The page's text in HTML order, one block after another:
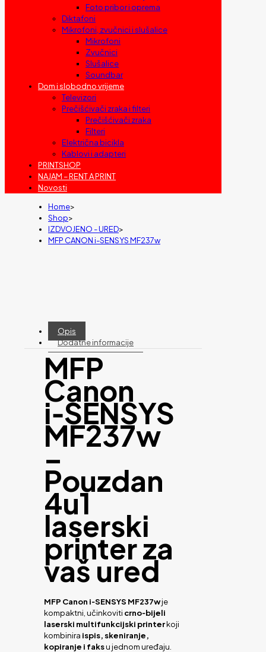
Foto pribor i oprema
Diktafoni
Mikrofoni, zvučnici i slušalice
Mikrofoni
Zvučnici
Slušalice
Soundbar
Dom i slobodno vrijeme
Televizori
Prečišćivači zraka i filteri
Prečišćivači zraka
Filteri
Električna bicikla
Kablovi i adapteri
PRINTSHOP
NAJAM – RENT A PRINT
Novosti
Home>
Shop>
IZDVOJENO - URED>
MFP CANON i-SENSYS MF237w
Opis
Dodatne informacije
MFP
Canon
i‑SENSYS
MF237w
–
Pouzdan
4u1
laserski
printer za
vaš ured
MFP Canon i‑SENSYS MF237wje
kompaktni, učinkoviti crno‑bijeli
laserski multifunkcijski printerkoji
kombinira ispis, skeniranje,
kopiranje i faksu jednom uređaju.